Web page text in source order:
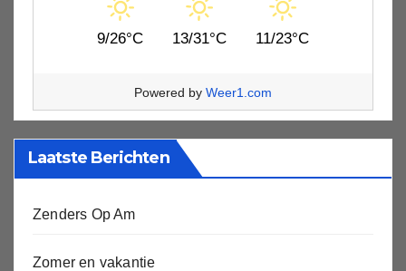
9/26°C 13/31°C 11/23°C
Powered by Weer1.com
Laatste Berichten
Zenders Op Am
Zomer en vakantie